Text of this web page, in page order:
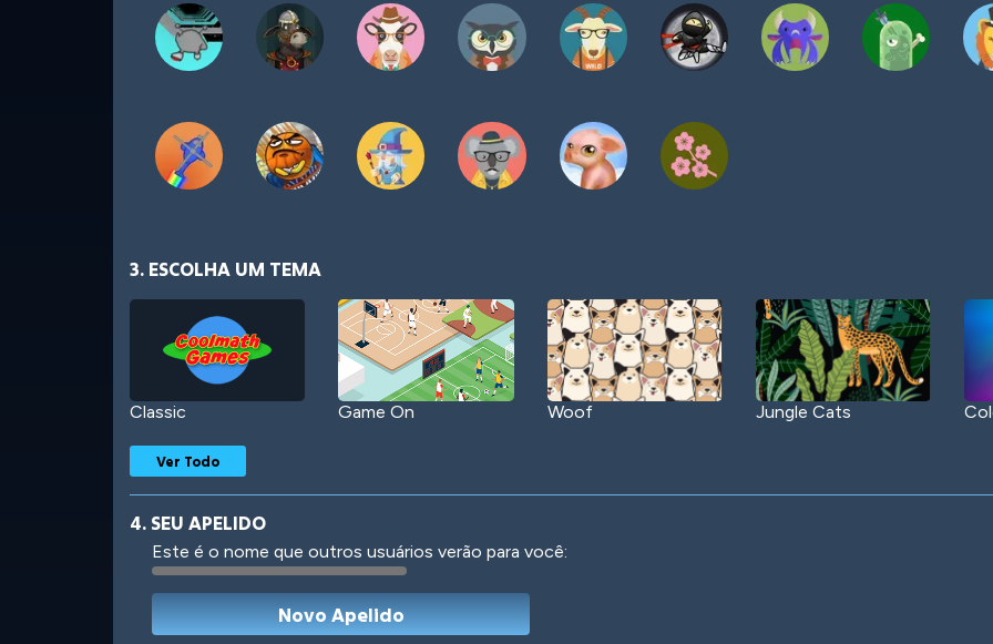
3. ESCOLHA UM TEMA
Classic Game On Woof Jungle Cats
Robotic International
Ver Todo
4. SEU APELIDO
Este é o nome que outros usuários verão para você: